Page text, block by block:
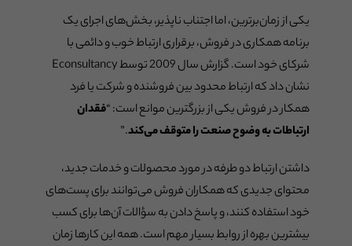
یکی از زمان‌برترین، اما اجتناب ناپذیر، بخش‌های اجرای یک
برنامه همکاری در فروش، برقراری ارتباط خوب و دائمی با
شرکای خود است. گزارش سال 2009 توسط Econsultancy
نشان داد که ارتباط محدود بین فروشنده و شرکت یا فرد
همکار در فروش یکی از بزرگترین موانع است: “فقدان
ارتباطات به وضوح صنعت را متوقف ‌می‌کند.”
داشتن ارتباط دو طرفه در مورد محصولات و خدمات جدید،
محتوای جدیدی که همکاران فروش می‌توانند برای پست‌های
خود استفاده کنند، و پاسخ دادن به سؤالات آن‌ها برای کسب
بیشترین بهره از روابط بسیار مهم است. همه این کارها زمان